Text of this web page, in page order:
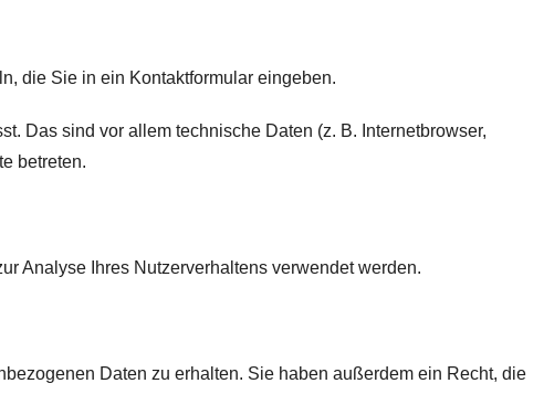
die Sie in ein Kontaktformular eingeben.
Das sind vor allem technische Daten (z. B. Internetbrowser,
betreten.
Analyse Ihres Nutzerverhaltens verwendet werden.
Daten zu erhalten. Sie haben außerdem ein Recht, die